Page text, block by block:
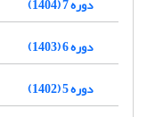
دوره 6 (1403)
دوره 5 (1402)